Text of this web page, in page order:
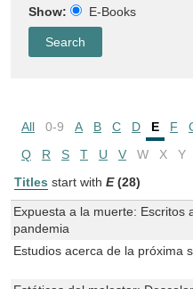
Show: E-Books
All 0-9 A B C D E F
Q
R S T U V W X Y
Titles start with E (28)
Expuesta a la muerte: Escritos
pandemia
Estudios acerca de la próxima